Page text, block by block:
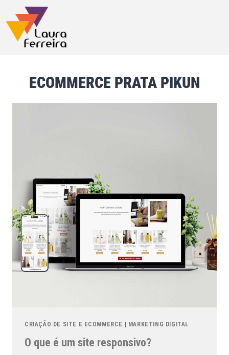
ECOMMERCE PRATA PIKUN
CRIAÇÃO DE SITE E ECOMMERCE | MARKETING DIGITAL
O que é um site responsivo?